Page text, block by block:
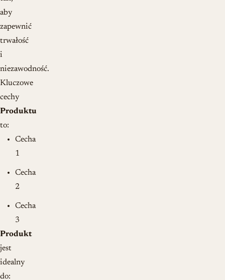
aby
zapewnić
trwałość
i
niezawodność.
Kluczowe
cechy
Produktu
to:
Cecha
1
Cecha
2
Cecha
3
Produkt
jest
idealny
do: